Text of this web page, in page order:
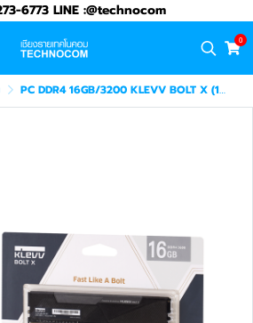
6773 LINE :@technocom
0
PC DDR4 16GB/3200 KLEVV BOLT X (16*1) (KD4AGUA80-32A160T)